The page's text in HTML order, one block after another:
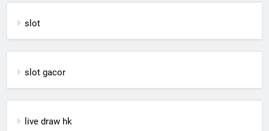
slot
slot gacor
live draw hk